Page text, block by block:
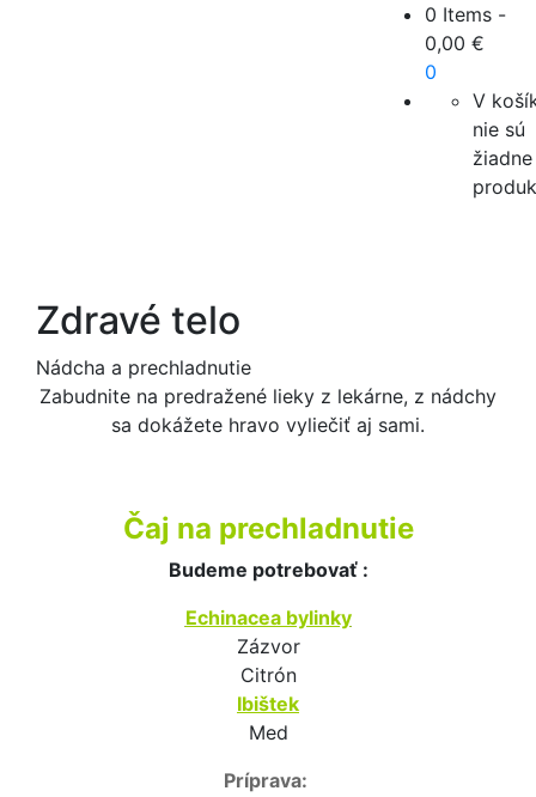
0 Items -
0,00 €
0
V
nie sú
žiadne
Zdravé telo
Nádcha a prechladnutie
Zabudnite na predražené lieky z lekárne, z nádchy
sa dokážete hravo vyliečiť aj sami.
Čaj na prechladnutie
Budeme potrebovať :
Echinacea bylinky
Zázvor
Citrón
Ibištek
Med
Príprava: